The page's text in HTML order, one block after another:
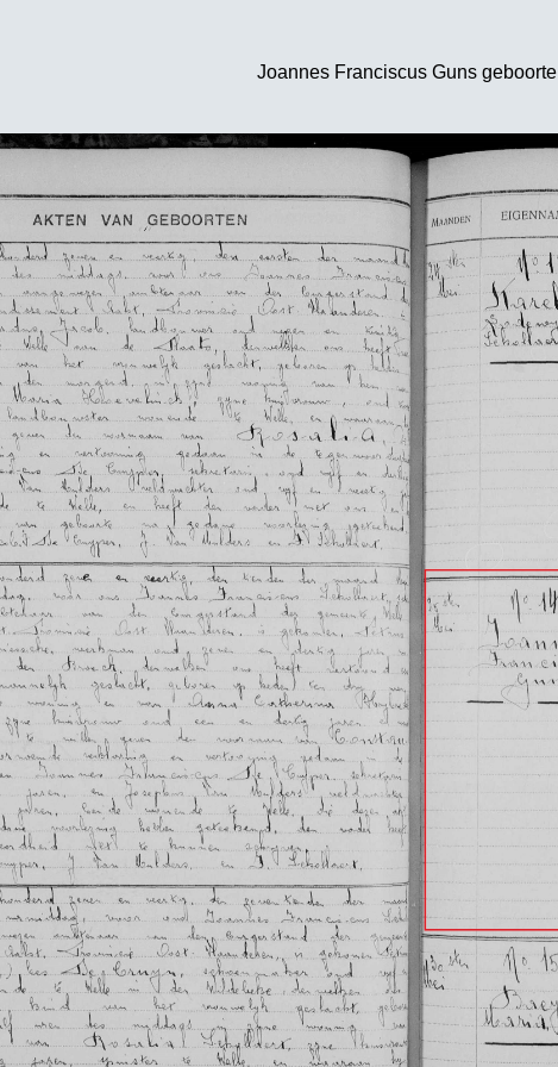
Joannes Franciscus Guns geboorte